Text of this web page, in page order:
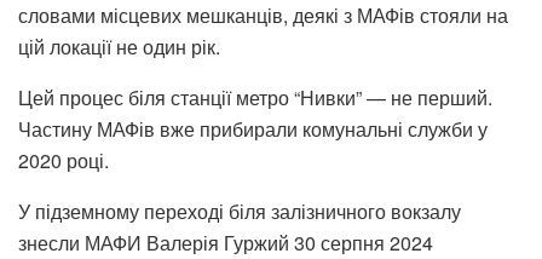
словами місцевих мешканців, деякі з МАФів стояли на
цій локації не один рік.
Цей процес біля станції метро “Нивки” — не перший.
Частину МАФів вже прибирали комунальні служби у
2020 році.
У підземному переході біля залізничного вокзалу
знесли МАФИ Валерія Гуржий 30 серпня 2024